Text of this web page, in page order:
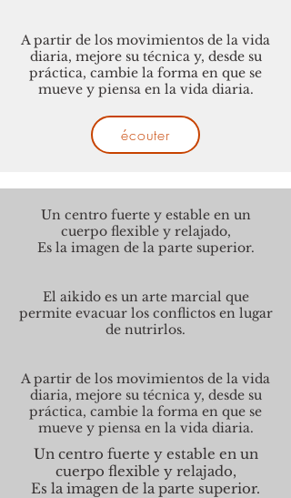
A partir de los movimientos de la vida
diaria, mejore su técnica y, desde su
práctica, cambie la forma en que se
mueve y piensa en la vida diaria.
écouter
Un centro fuerte y estable en un
cuerpo flexible y relajado,
Es la imagen de la parte superior.
El aikido es un arte marcial que
permite evacuar los conflictos en lugar
de nutrirlos.
A partir de los movimientos de la vida
diaria, mejore su técnica y, desde su
práctica, cambie la forma en que se
mueve y piensa en la vida diaria.
Un centro fuerte y estable en un
cuerpo flexible y relajado,
Es la imagen de la parte superior.